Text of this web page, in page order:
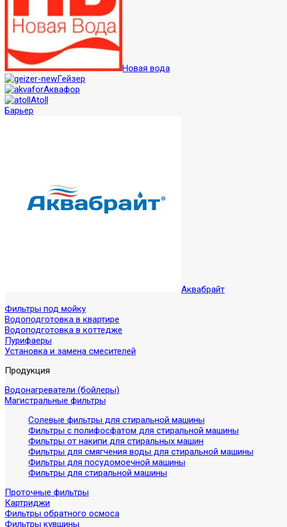
Новая вода
Гейзер
Аквафор
Atoll
Барьер
Аквабрайт
Фильтры под мойку
Водоподготовка в квартире
Водоподготовка в коттедже
Пурифаеры
Установка и замена смесителей
Продукция
Водонагреватели (бойлеры)
Магистральные фильтры
Солевые фильтры для стиральной машины
Фильтры с полифосфатом для стиральной машины
Фильтры от накипи для стиральных машин
Фильтры для смягчения воды для стиральной машины
Фильтры для посудомоечной машины
Фильтры для стиральной машины
Проточные фильтры
Картриджи
Фильтры обратного осмоса
Фильтры кувшины